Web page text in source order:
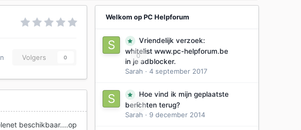
Volgers 0
beschikbaar....op
Welkom op PC Helpforum
0
Vriendelijk verzoek:
whitelist www.pc-helpforum.be
in je adblocker.
Sarah · 4 september 2017
0
Hoe vind ik mijn geplaatste
berichten terug?
Sarah · 9 december 2014